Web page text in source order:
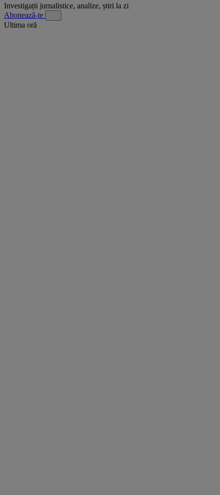
Investigații jurnalistice, analize, știri la zi
Abonează-te
Ultima oră